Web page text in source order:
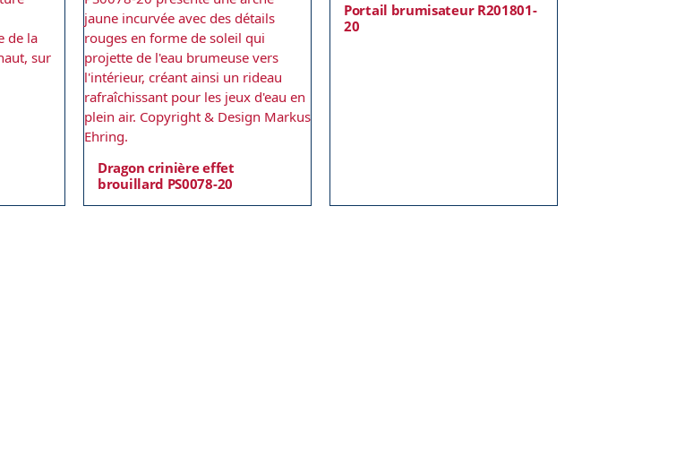
Dragon crinière effet
brouillard PS0078-20
Portail brumisateur R201801-
20